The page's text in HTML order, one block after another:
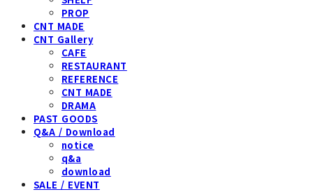
PROP
CNT MADE
CNT Gallery
CAFE
RESTAURANT
REFERENCE
CNT MADE
DRAMA
PAST GOODS
Q&A / Download
notice
q&a
download
SALE / EVENT